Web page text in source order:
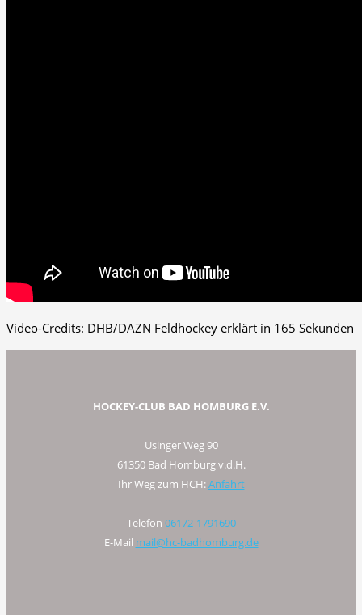
Video-Credits: DHB/DAZN Feldhockey erklärt in 165 Sekunden
HOCKEY-CLUB BAD HOMBURG E.V.
Usinger Weg 90
61350 Bad Homburg v.d.H.
Ihr Weg zum HCH:Anfahrt
Telefon 06172-1791690
E-Mail mail@hc-badhomburg.de